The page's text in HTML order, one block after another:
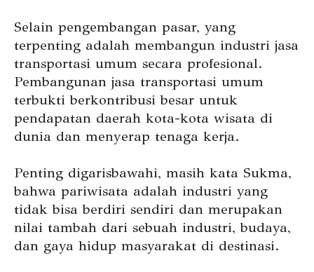
Selain pengembangan pasar, yang
terpenting adalah membangun industri jasa
transportasi umum secara profesional.
Pembangunan jasa transportasi umum
terbukti berkontribusi besar untuk
pendapatan daerah kota-kota wisata di
dunia dan menyerap tenaga kerja.
Penting digarisbawahi, masih kata Sukma,
bahwa pariwisata adalah industri yang
tidak bisa berdiri sendiri dan merupakan
nilai tambah dari sebuah industri, budaya,
dan gaya hidup masyarakat di destinasi.